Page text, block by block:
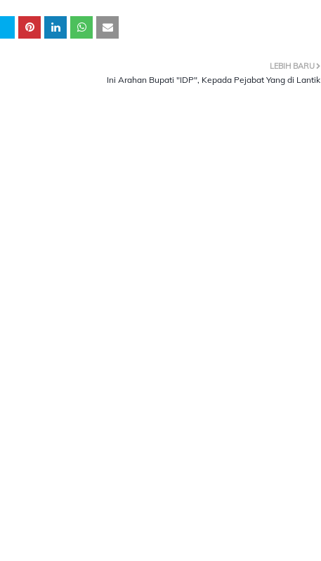
LEBIH BARU
Ini Arahan Bupati "IDP", Kepada Pejabat Yang di Lantik